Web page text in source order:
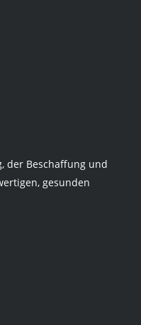
der Beschaffung und
gesunden